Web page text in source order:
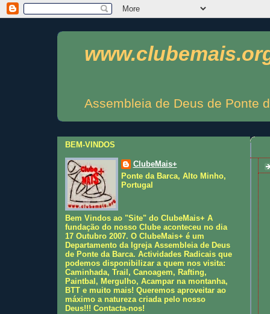
Assembleia de Deus de Ponte
BEM-VINDOS
ClubeMais+
Ponte da Barca, Alto Minho,
Portugal
Bem Vindos ao "Site" do ClubeMais+ A
fundação do nosso Clube aconteceu no dia
17 Outubro 2007. O ClubeMais+ é um
Departamento da Igreja Assembleia de Deus
de Ponte da Barca. Actividades Radicais que
podemos disponibilizar a quem nos visita:
Caminhada, Trail, Canoagem, Rafting,
Paintbal, Mergulho, Acampar na montanha,
BTT e muito mais! Queremos aproveitar ao
máximo a natureza criada pelo nosso
Deus!!! Contacta-nos!